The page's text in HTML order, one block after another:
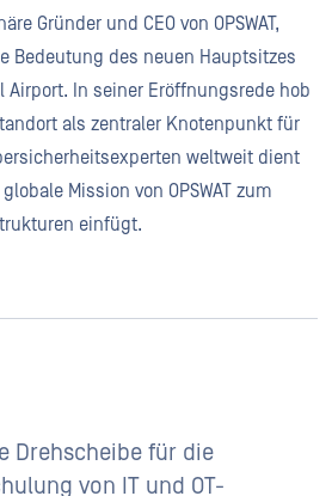
Gründer und CEO von OPSWAT,
Bedeutung des neuen Hauptsitzes
Airport. In seiner Eröffnungsrede hob
als zentraler Knotenpunkt für
weltweit dient
Mission von OPSWAT zum
einfügt.
Drehscheibe für die
von IT und OT-